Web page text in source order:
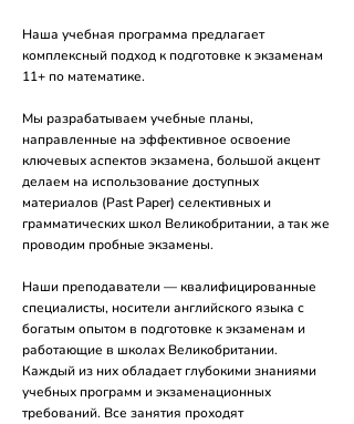
Наша учебная программа предлагает
комплексный подход к подготовке к экзаменам
11+ по математике.
Мы разрабатываем учебные планы,
направленные на эффективное освоение
ключевых аспектов экзамена, большой акцент
делаем на использование доступных
материалов (Past Paper) селективных и
грамматических школ Великобритании, a так же
проводим пробные экзамены.
Наши преподаватели — квалифицированные
специалисты, носители английского языка с
богатым опытом в подготовке к экзаменам и
работающие в школах Великобритании.
Каждый из них обладает глубокими знаниями
учебных программ и экзаменационных
требований. Все занятия проходят